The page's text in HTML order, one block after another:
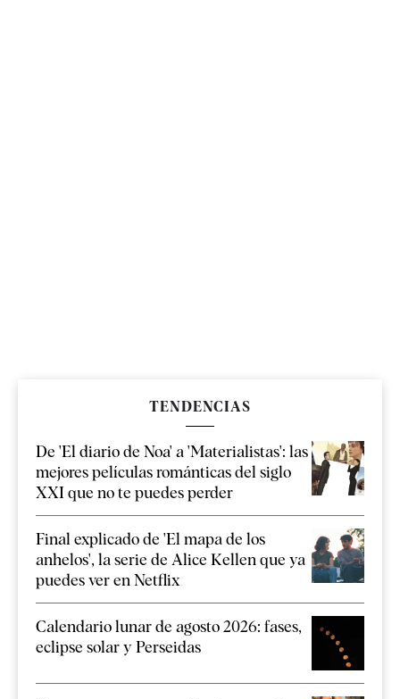
TENDENCIAS
De 'El diario de Noa' a 'Materialistas': las
mejores películas románticas del siglo
XXI que no te puedes perder
Final explicado de 'El mapa de los
anhelos', la serie de Alice Kellen que ya
puedes ver en Netflix
Calendario lunar de agosto 2026: fases,
eclipse solar y Perseidas